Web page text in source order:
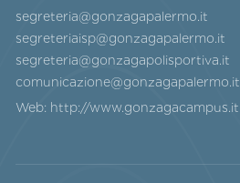
segreteria@gonzagapalermo.it
segreteriaisp@gonzagapalermo.it
segreteria@gonzagapolisportiva.it
comunicazione@gonzagapalermo.it
Web: http://www.gonzagacampus.it